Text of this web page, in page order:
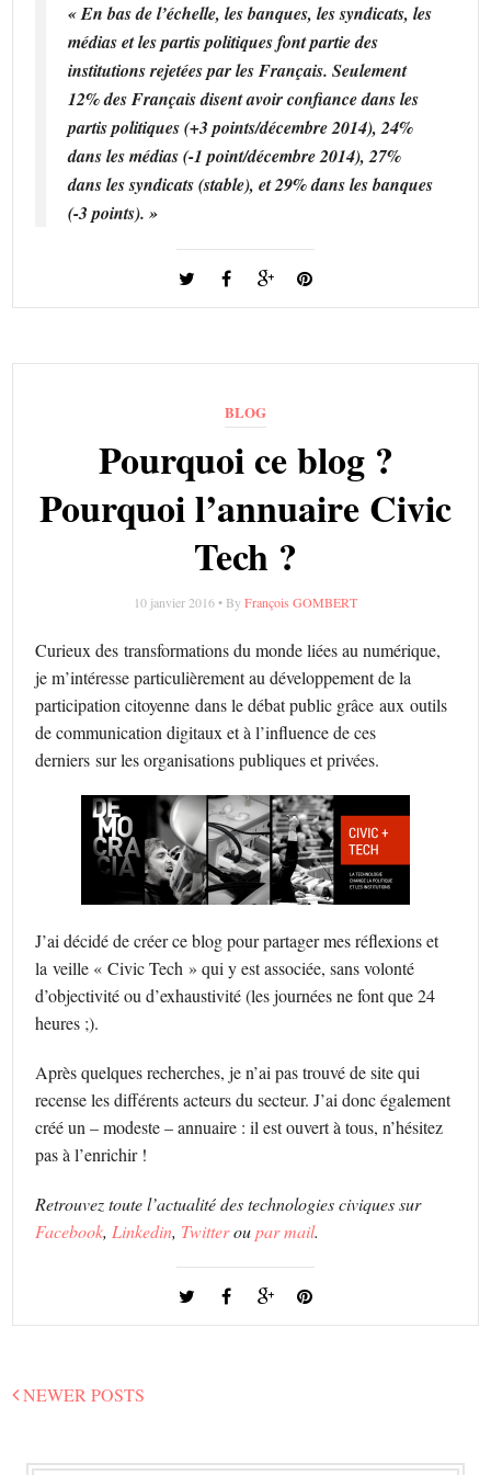
« En bas de l’échelle, les banques, les syndicats, les
médias et les partis politiques font partie des
institutions rejetées par les Français. Seulement
12% des Français disent avoir confiance dans les
partis politiques (+3 points/décembre 2014), 24%
dans les médias (-1 point/décembre 2014), 27%
dans les syndicats (stable), et 29% dans les banques
(-3 points). »
BLOG
Pourquoi ce blog ?
Pourquoi l’annuaire Civic
Tech ?
10 janvier 2016 • By François GOMBERT
Curieux des transformations du monde liées au numérique,
je m’intéresse particulièrement au développement de la
participation citoyenne dans le débat public grâce aux outils
de communication digitaux et à l’influence de ces
derniers sur les organisations publiques et privées.
J’ai décidé de créer ce blog pour partager mes réflexions et
la veille « Civic Tech » qui y est associée, sans volonté
d’objectivité ou d’exhaustivité (les journées ne font que 24
heures ;).
Après quelques recherches, je n’ai pas trouvé de site qui
recense les différents acteurs du secteur. J’ai donc également
créé un – modeste – annuaire : il est ouvert à tous, n’hésitez
pas à l’enrichir !
Retrouvez toute l’actualité des technologies civiques sur
Facebook,Linkedin, Twitteroupar mail.
NEWER POSTS